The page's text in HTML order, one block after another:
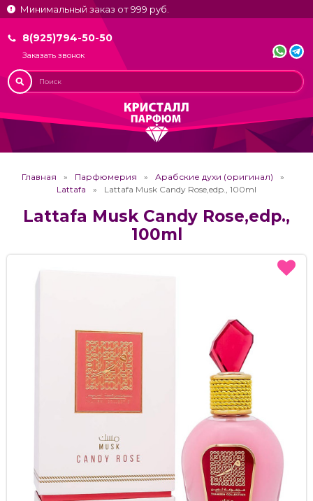
Минимальный заказ от 999 руб.
8(925)794-50-50
Заказать звонок
Главная Парфюмерия
Арабские духи (оригинал)
Lattafa
Lattafa Musk Candy Rose,edp., 100ml
Lattafa Musk Candy Rose,edp.,
100ml